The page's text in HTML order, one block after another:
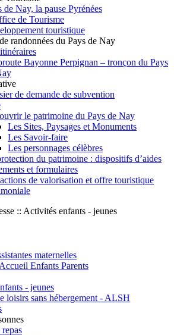
de Nay, la pause Pyrénées
de Tourisme
touristique
randonnées du Pays de Nay
Bayonne Perpignan – tronçon du Pays
de demande de subvention
le patrimoine du Pays de Nay
Les Sites, Paysages et Monuments
Les Savoir-faire
Les personnages célèbres
du patrimoine : dispositifs d’aides
et formulaires
de valorisation et offre touristique
:: Activités enfants - jeunes
maternelles
Enfants Parents
- jeunes
loisirs sans hébergement - ALSH